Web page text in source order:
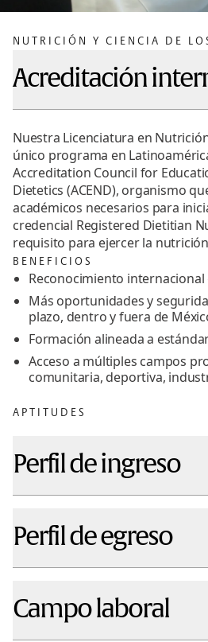
NUTRICIÓN Y CIENCIA DE
Acreditación
Nuestra Licenciatura en
único programa en
Accreditation Council for
Dietetics (ACEND), organismo
académicos necesarios para
credencial Registered Dietitian
requisito para ejercer la
BENEFICIOS
Reconocimiento
Más oportunidades y
plazo, dentro y fuera de
Formación alineada a
Acceso a múltiples campos
comunitaria, deportiva,
APTITUDES
Perfil de ingreso
Conocimientos básicos de
Conocimientos básicos de
Conocimientos básicos de
HABILIDADES
Comunicarse con claridad de
Perfil de egreso
diseño de intervenciones
actividad física con base en
Proceso de Atención
Campo laboral